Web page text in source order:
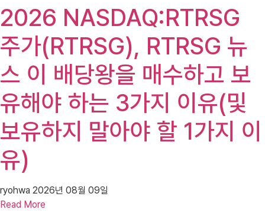
2026 NASDAQ:RTRSG
주가(RTRSG), RTRSG 뉴
스 이 배당왕을 매수하고 보
유해야 하는 3가지 이유(및
보유하지 말아야 할 1가지 이
유)
ryohwa 2026년 08월 09일
Read More